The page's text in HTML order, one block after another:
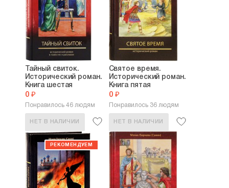
Тайный свиток.
Исторический роман.
Книга шестая
0 ₽
Понравилось 46 людям
НЕТ В НАЛИЧИИ
Святое время.
Исторический роман.
Книга пятая
0 ₽
Понравилось 36 людям
НЕТ В НАЛИЧИИ